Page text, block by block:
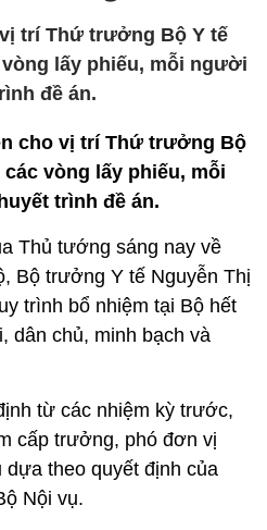
trí Thứ trưởng Bộ Y tế
lấy phiếu, mỗi người
đề án.
cho vị trí Thứ trưởng Bộ
vòng lấy phiếu, mỗi
trình đề án.
Thủ tướng sáng nay về
Bộ trưởng Y tế Nguyễn Thị
trình bổ nhiệm tại Bộ hết
dân chủ, minh bạch và
từ các nhiệm kỳ trước,
cấp trưởng, phó đơn vị
theo quyết định của
Nội vụ.